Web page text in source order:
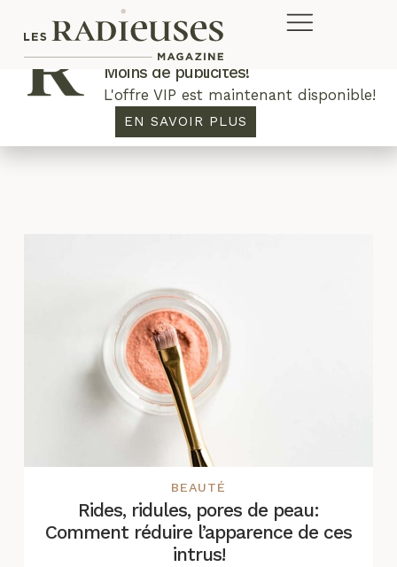
Pupa Milano
BEAUTÉ
Rides, ridules, pores de peau:
Comment réduire l’apparence de ces
intrus!
Plus de concours. Plus de rabais.
Moins de publicités!
L'offre VIP est maintenant disponible!
EN SAVOIR PLUS